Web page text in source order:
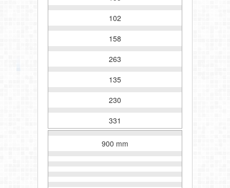
102
158
263
135
230
331
900 mm